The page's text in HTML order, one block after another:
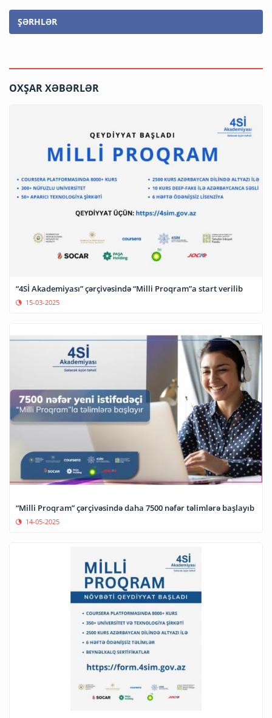
ŞƏRHLƏR
OXŞAR XƏBƏRLƏR
“4Sİ Akademiyası” çərçivəsində “Milli Proqram”a start verilib
15-03-2025
“Milli Proqram” çərçivəsində daha 7500 nəfər təlimlərə başlayıb
14-05-2025